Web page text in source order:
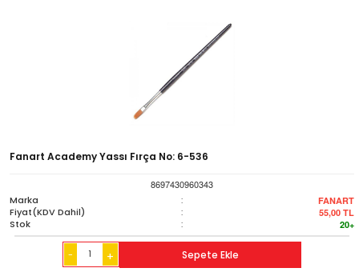
Fanart Academy Yassı Fırça No: 6-536
8697430960343
Marka
: FANART
Fiyat(KDV Dahil) : 55,00 TL
Stok : 20+
- + Sepete Ekle